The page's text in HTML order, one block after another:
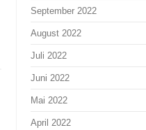
September 2022
August 2022
Juli 2022
Juni 2022
Mai 2022
April 2022